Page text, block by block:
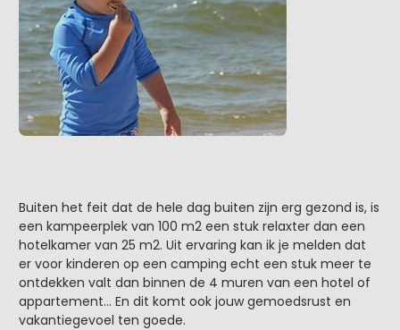
Buiten het feit dat de hele dag buiten zijn erg gezond is, is
een kampeerplek van 100 m2 een stuk relaxter dan een
hotelkamer van 25 m2. Uit ervaring kan ik je melden dat
er voor kinderen op een camping echt een stuk meer te
ontdekken valt dan binnen de 4 muren van een hotel of
appartement… En dit komt ook jouw gemoedsrust en
vakantiegevoel ten goede.